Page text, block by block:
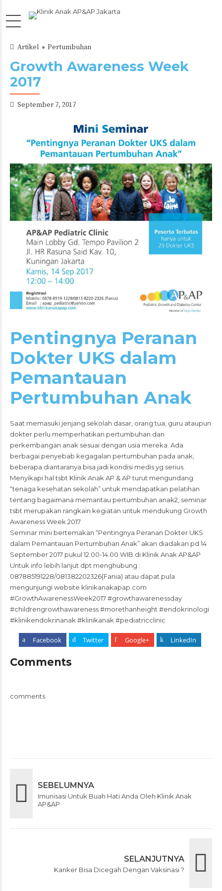
Artikel Pertumbuhan
Growth Awareness Week
2017
September 7, 2017
Pentingnya Peranan
Dokter UKS dalam
Pemantauan
Pertumbuhan Anak
Saat memasuki jenjang sekolah dasar, orang tua, guru ataupun
dokter perlu memperhatikan pertumbuhan dan
perkembangan anak sesuai dengan usia mereka. Ada
berbagai penyebab kegagalan pertumbuhan pada anak,
beberapa diantaranya bisa jadi kondisi medis yg serius.
Menyikapi hal tsbt Klinik Anak AP & AP turut mengundang
“tenaga kesehatan sekolah” untuk mendapatkan pelatihan
tentang bagaimana memantau pertumbuhan anak2, seminar
tsbt merupakan rangkain kegiatan untuk mendukung Growth
Awareness Week 2017
Seminar mini bertemakan “Pentingnya Peranan Dokter UKS
dalam Pemantauan Pertumbuhan Anak” akan diadakan pd 14
September 2017 pukul 12.00-14.00 WIB di Klinik Anak AP&AP
Untuk info lebih lanjut dpt menghubung :
087885191228/081382202326(Fania) atau dapat pula
mengunjungi website klinikanakapap.com
#GrowthAwarenessWeek2017 #growthawarenessday
#childrengrowthawareness #morethanheight #endokrinologi
#klinikendokrinanak #klinikanak #pediatricclinic
Facebook Twitter Google+ LinkedIn
Comments
comments
SEBELUMNYA
Imunisasi Untuk Buah Hati Anda Oleh Klinik Anak
AP&AP
SELANJUTNYA
Kanker Bisa Dicegah Dengan Vaksinasi ?